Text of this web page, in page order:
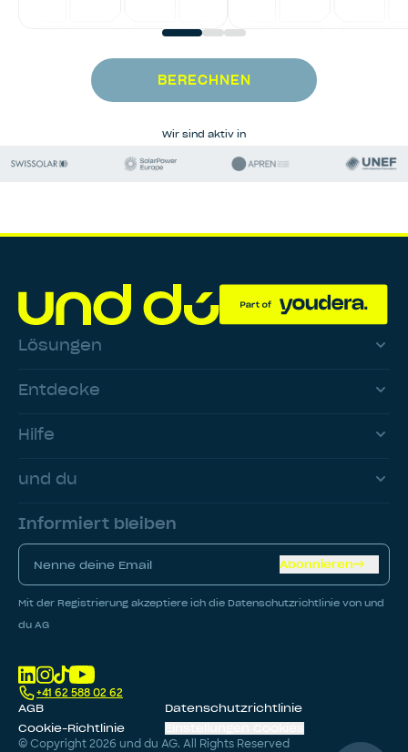
BERECHNEN
Wir sind aktiv in
Lösungen
Entdecke
Hilfe
und du
Informiert bleiben
Abonnieren
Mit der Registrierung akzeptiere ich die Datenschutzrichtlinie von und
du AG
+41 62 588 02 62
AGB
Datenschutzrichtlinie
Cookie-Richtlinie
© Copyright2026 und du AG. All Rights Reserved